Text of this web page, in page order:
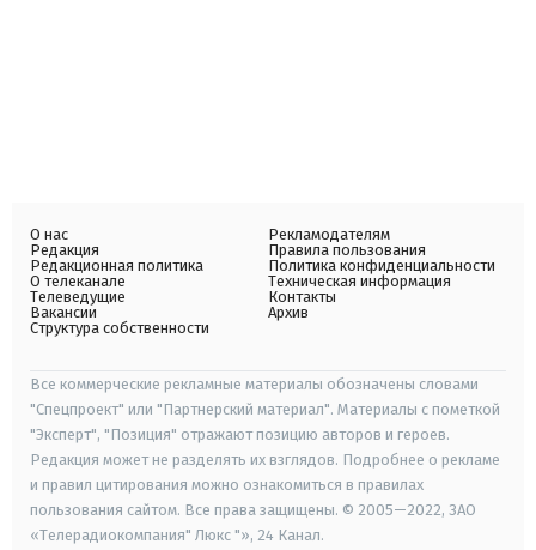
О нас
Редакция
Редакционная политика
О телеканале
Телеведущие
Вакансии
Структура собственности
Рекламодателям
Правила пользования
Политика конфиденциальности
Техническая информация
Контакты
Архив
Все коммерческие рекламные материалы обозначены словами
"Спецпроект" или "Партнерский материал". Материалы с пометкой
"Эксперт", "Позиция" отражают позицию авторов и героев.
Редакция может не разделять их взглядов. Подробнее о рекламе
и правил цитирования можно ознакомиться в правилах
пользования сайтом. Все права защищены. © 2005—2022, ЗАО
«Телерадиокомпания" Люкс "», 24 Канал.